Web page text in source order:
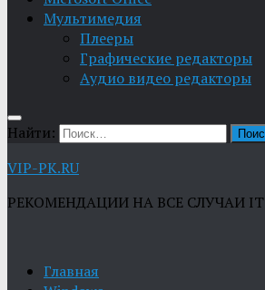
Мультимедия
Плееры
Графические редакторы
Aудио видео редакторы
Найти:
VIP-PK.RU
РЕКОМЕНДАЦИИ НА ВСЕ СЛУЧАИ IT
Главная